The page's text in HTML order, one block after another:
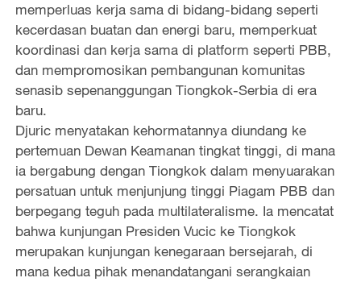
memperluas kerja sama di bidang-bidang seperti
kecerdasan buatan dan energi baru, memperkuat
koordinasi dan kerja sama di platform seperti PBB,
dan mempromosikan pembangunan komunitas
senasib sepenanggungan Tiongkok-Serbia di era
baru.
Djuric menyatakan kehormatannya diundang ke
pertemuan Dewan Keamanan tingkat tinggi, di mana
ia bergabung dengan Tiongkok dalam menyuarakan
persatuan untuk menjunjung tinggi Piagam PBB dan
berpegang teguh pada multilateralisme. Ia mencatat
bahwa kunjungan Presiden Vucic ke Tiongkok
merupakan kunjungan kenegaraan bersejarah, di
mana kedua pihak menandatangani serangkaian